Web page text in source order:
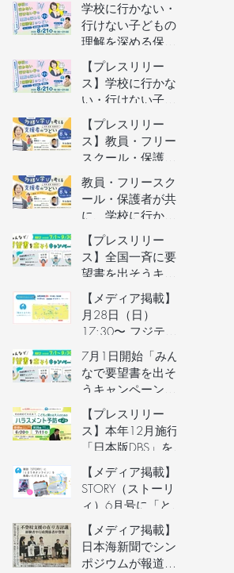
学校に行かない・
行けない子どもの
理解を深める保護
者向けオンライン
イベントの参加者
を募集します（長
【プレスリリー
ス】学校に行かな
い・行けない子ど
もの理解を深める
保護者向けオンラ
インイベントを開
【プレスリリー
ス】教員・フリー
スクール・保護者
が共に、学校に行
かない・行けない
子どもの気持ちを
ンイベントを開催
教員・フリースク
ール・保護者が共
に、学校に行かな
い・行けない子ど
もの気持ちを理解
するオンラインイ
募集します（長野
県主催）
【プレスリリー
ス】全国一斉に要
望書を出そうキャ
ンペーン／自治体
予算要望支援AIの
利用権つき！／不
制度づくりへ
【メディア掲載】6
月28日（日）
17:30〜 フジテレ
ビ「イット！」で
街のとまり木が紹
介されました！
7月1日開始「みん
なで要望書を出そ
うキャンペーン」
のご案内&7月3日
説明会開催
【プレスリリー
ス】本年12月施行
「日本版DBS」を見
据え、フリースク
ール運営者など子
どもに関わる大人
メント予防講座」
を6月20日(土)にオ
ンライン開催。フ
【メディア掲載】
STORY（ストーリ
ィ）6月号に「とま
り木オンライン」
を掲載いただきま
した！
【メディア掲載】
日本海新聞でシン
ポジウムが報道さ